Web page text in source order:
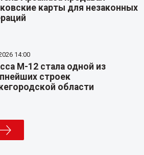
карты для незаконных
14:00
М-12 стала одной из
строек
области